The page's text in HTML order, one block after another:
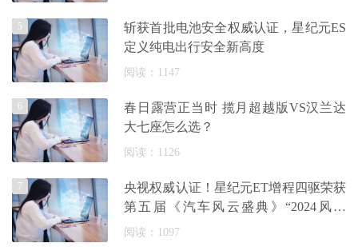
斩获首批电池安全权威认证，星纪元ES
定义纯电出行安全新高度
阅读：1147
5
春日露营正当时 揽月超越版VS汉兰达
大七座怎么选？
阅读：1126
6
央视权威认证！星纪元ET增程四驱荣获
第五届《汽车风云盛典》“2024风云
车”大
阅读：1097
7